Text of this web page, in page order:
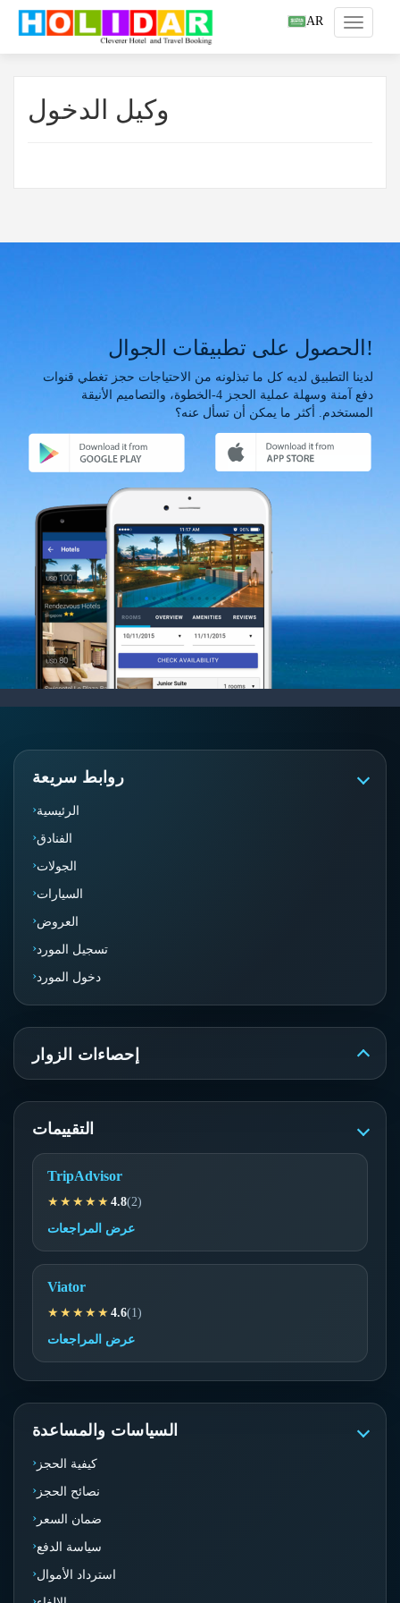
AR
وكيل الدخول
الحصول على تطبيقات الجوال!
لدينا التطبيق لديه كل ما تبذلونه من الاحتياجات حجز تغطي قنوات
دفع آمنة وسهلة عملية الحجز 4-الخطوة، والتصاميم الأنيقة
المستخدم. أكثر ما يمكن أن تسأل عنه؟
روابط سريعة
الرئيسية
الفنادق
الجولات
السيارات
العروض
تسجيل المورد
دخول المورد
إحصاءات الزوار
التقييمات
TripAdvisor
★★★★★ 4.8(2)
عرض المراجعات
Viator
★★★★★ 4.6(1)
عرض المراجعات
السياسات والمساعدة
كيفية الحجز
نصائح الحجز
ضمان السعر
سياسة الدفع
استرداد الأموال